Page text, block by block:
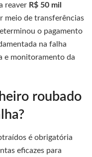
reaver R$ 50 mil
meio de transferências
o pagamento
na falha
e monitoramento da
roubado
é obrigatória
eficazes para